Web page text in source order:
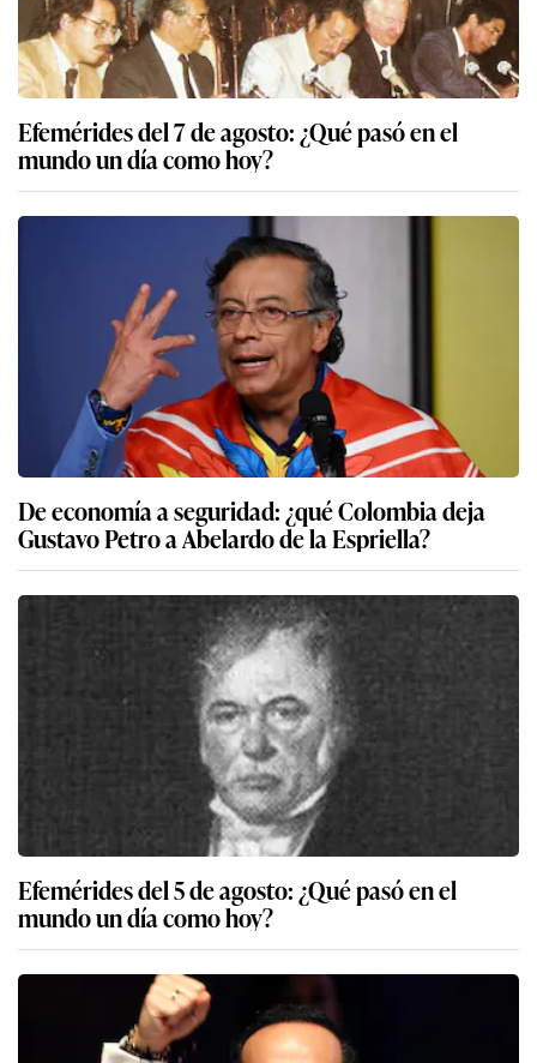
Efemérides del 7 de agosto: ¿Qué pasó en el
mundo un día como hoy?
De economía a seguridad: ¿qué Colombia deja
Gustavo Petro a Abelardo de la Espriella?
Efemérides del 5 de agosto: ¿Qué pasó en el
mundo un día como hoy?